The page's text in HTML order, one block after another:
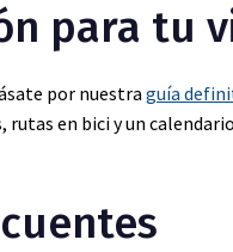
para tu
por nuestra guía
rutas en bici y un